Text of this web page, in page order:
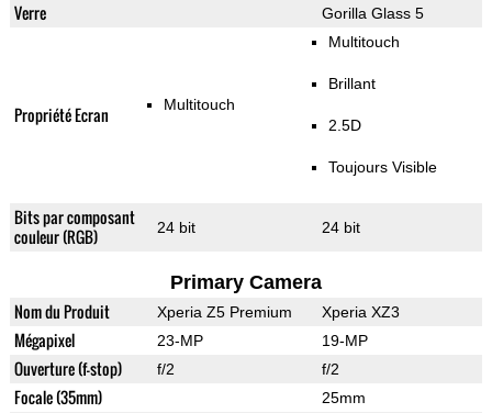
Verre Gorilla Glass 5
Propriété Ecran Multitouch
Multitouch
Brillant
2.5D
Toujours Visible
Bits par composant
couleur (RGB)
24 bit 24 bit
Primary Camera
Nom du Produit Xperia Z5 Premium Xperia XZ3
Mégapixel 23-MP 19-MP
Ouverture (f-stop) f/2 f/2
Focale (35mm) 25mm